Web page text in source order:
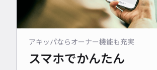
アキッパならオーナー機能も充実
スマホでかんたん